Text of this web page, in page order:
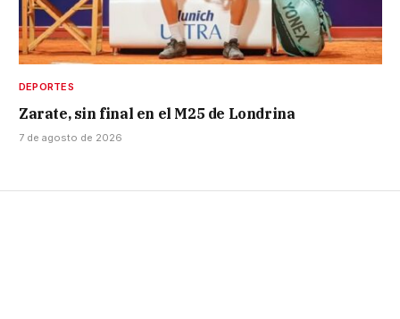
DEPORTES
Zarate, sin final en el M25 de Londrina
7 de agosto de 2026